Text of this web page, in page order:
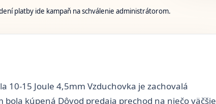
platby ide kampaň na schválenie administrátorom.
10-15 Joule 4,5mm Vzduchovka je zachovalá
kúpená Dôvod predaja prechod na niečo väčšie